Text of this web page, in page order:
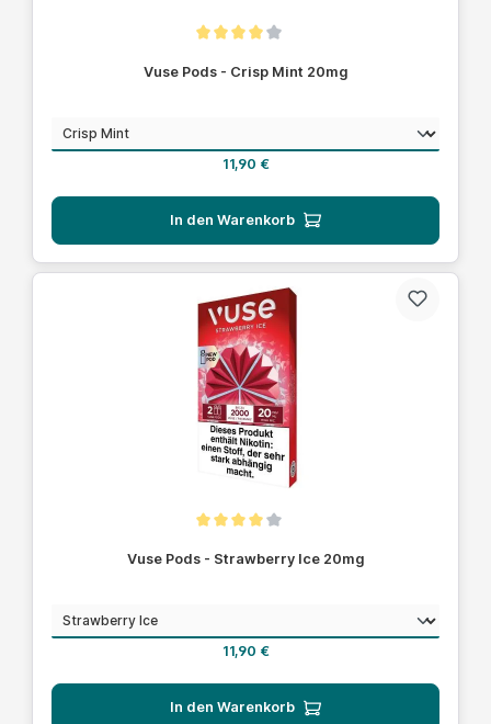
Vuse Pods - Crisp Mint 20mg
Geschmack
Regulärer Preis:
11,90 €
In den Warenkorb
Vuse Pods - Strawberry Ice 20mg
Geschmack
Regulärer Preis:
11,90 €
In den Warenkorb